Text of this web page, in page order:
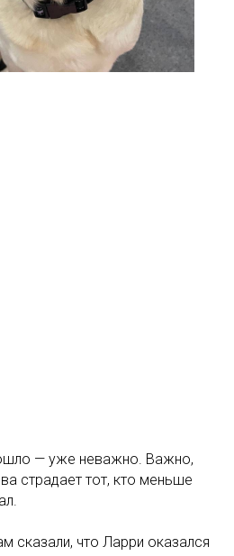
— уже неважно. Важно,
страдает тот, кто меньше
сказали, что Ларри оказался